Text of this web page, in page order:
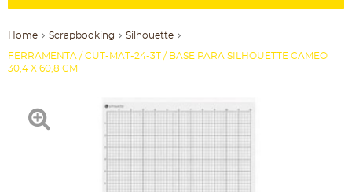
Home Scrapbooking Silhouette
FERRAMENTA / CUT-MAT-24-3T / BASE PARA SILHOUETTE CAMEO
30,4 X 60,8 CM